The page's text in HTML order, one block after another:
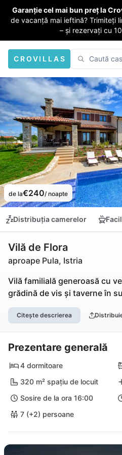
Garanție cel mai bun preț la
de vacanță mai ieftină? Trimiteți
– și rezervați cu
CROVILLAS
de la€240/ noapte
Distribuția camerelor
Vilă de Flora
aproape Pula, Istria
Vilă familială generoasă cu
grădină de vis și taverne în
Citește descrierea
Prezentare generală
4 dormitoare
320 m² spațiu de locuit
Sosire de la ora 16:00
7 (+2) persoane